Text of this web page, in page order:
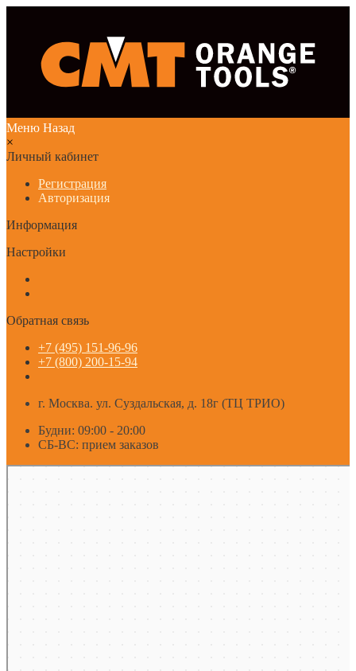
Меню Назад
×
Личный кабинет
Регистрация
Авторизация
Информация
Настройки
Обратная связь
+7 (495) 151-96-96
+7 (800) 200-15-94
г. Москва. ул. Суздальская, д. 18г (ТЦ ТРИО)
Будни: 09:00 - 20:00
СБ-ВС: прием заказов